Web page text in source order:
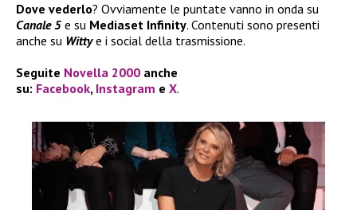
Dove vederlo? Ovviamente le puntate vanno in onda su
Canale 5 e su Mediaset Infinity. Contenuti sono presenti
anche su Wittye i social della trasmissione.
Seguite Novella 2000 anche
su: Facebook, Instagram e X.